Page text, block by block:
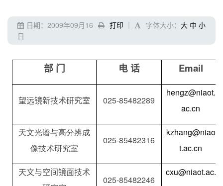
打印 ｜ 字体大小： 大 中 小
日期：2009年09月16
日
部 门 电 话 Email
望远镜新技术研究室 025-85482289
hengz@niaot.
ac.cn
天文光谱与高分辨成
像技术研究室
025-85482316
kzhang@niao
t.ac.cn
天文与空间镜面技术
025-85482246
cxu@niaot.ac.